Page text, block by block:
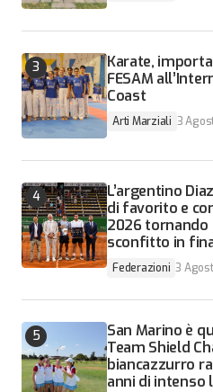
Karate,
FESAM
Coast
Arti Marziali 3
L’argentino
di favorito e
2026 tornando
sconfitto in
Federazioni 3
San Marino è
Team Shield
biancazzurro
anni di intenso